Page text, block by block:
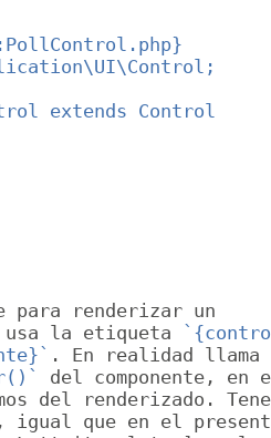
extends Control
para renderizar un
usa la etiqueta
. En realidad
del componente, en
del renderizado.
igual que en el